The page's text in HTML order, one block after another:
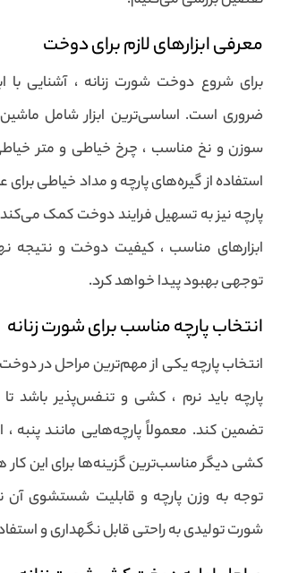
معرفی ابزارهای لازم برای دوخت
برای شروع دوخت شورت زنانه ، آشنایی با
ضروری است. اساسی‌ترین ابزار شامل
سوزن و نخ مناسب ، چرخ خیاطی و متر
استفاده از گیره‌های پارچه و مداد خیاطی برای
پارچه نیز به تسهیل فرایند دوخت کمک
ابزارهای مناسب ، کیفیت دوخت و نتیجه
توجهی بهبود پیدا خواهد کرد.
انتخاب پارچه مناسب برای شورت زنانه
انتخاب پارچه یکی از مهم‌ترین مراحل در
پارچه باید نرم ، کشی و تنفس‌پذیر باشد تا
تضمین کند. معمولاً پارچه‌هایی مانند پنبه
کشی دیگر مناسب‌ترین گزینه‌ها برای این
توجه به وزن پارچه و قابلیت شستشوی آن
شورت تولیدی به راحتی قابل نگهداری و